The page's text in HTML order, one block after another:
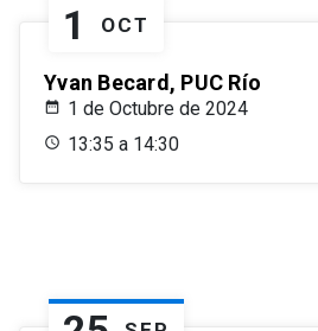
1 OCT
Yvan Becard, PUC Río
1 de Octubre de 2024
13:35 a 14:30